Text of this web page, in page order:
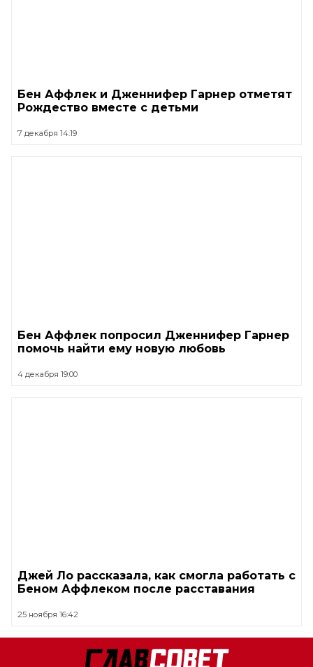
Бен Аффлек и Дженнифер Гарнер отметят
Рождество вместе с детьми
7 декабря 14:19
Бен Аффлек попросил Дженнифер Гарнер
помочь найти ему новую любовь
4 декабря 19:00
Джей Ло рассказала, как смогла работать с
Беном Аффлеком после расставания
25 ноября 16:42